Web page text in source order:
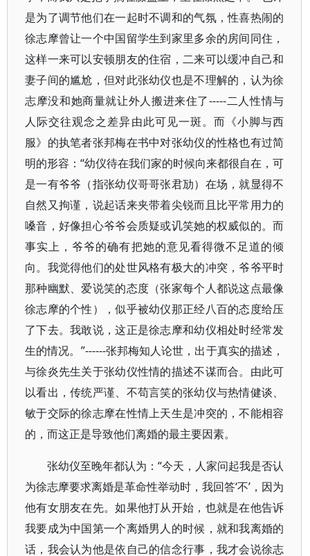
是为了调节他们在一起时不调和的气氛，性喜热闹的
徐志摩曾让一个中国留学生到家里多余的房间同住，
这样一来可以安顿朋友的住宿，二来可以缓冲自己和
妻子间的尴尬，但对此张幼仪也是不理解的，认为徐
志摩没和她商量就让外人搬进来住了-----二人性情与
人际交往观念之差异由此可见一斑。而《小脚与西
服》的执笔者张邦梅在书中对张幼仪的性格也有过简
明的形容：“幼仪待在我们家的时候向来都很自在，可
是一有爷爷（指张幼仪哥哥张君劢）在场，就显得不
自然又拘谨，说起话来夹带着尖锐而且比平常用力的
嗓音，好像担心爷爷会质疑或讥笑她的权威似的。而
事实上，爷爷的确有把她的意见看得微不足道的倾
向。我觉得他们的处世风格有极大的冲突，爷爷平时
那种幽默、爱说笑的态度（张家每个人都说这点最像
徐志摩的个性），似乎被幼仪那正经八百的态度给压
了下去。我敢说，这正是徐志摩和幼仪相处时经常发
生的情况。”------张邦梅知人论世，出于真实的描述，
与徐炎先生关于张幼仪性情的描述不谋而合。由此可
以看出，传统严谨、不苟言笑的张幼仪与热情健谈、
敏于交际的徐志摩在性情上天生是冲突的，不能相容
的，而这正是导致他们离婚的最主要因素。
张幼仪至晚年都认为：“今天，人家问起我是否认
为徐志摩要求离婚是革命性举动时，我回答‘不’，因为
他有女朋友在先。如果他打从开始，也就是在他告诉
我要成为中国第一个离婚男人的时候，就和我离婚的
话，我会认为他是依自己的信念行事，我才会说徐志